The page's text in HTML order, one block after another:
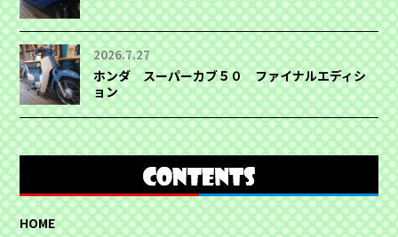
2026.7.27
ホンダ スーパーカブ５０ ファイナルエディシ
ョン
HOME